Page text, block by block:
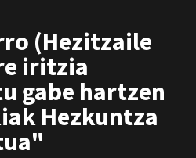
(Hezitzaile
iritzia
gabe hartzen
Hezkuntza